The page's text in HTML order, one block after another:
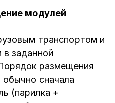
модулей
транспортом и
в заданной
размещения
обычно сначала
(парилка +